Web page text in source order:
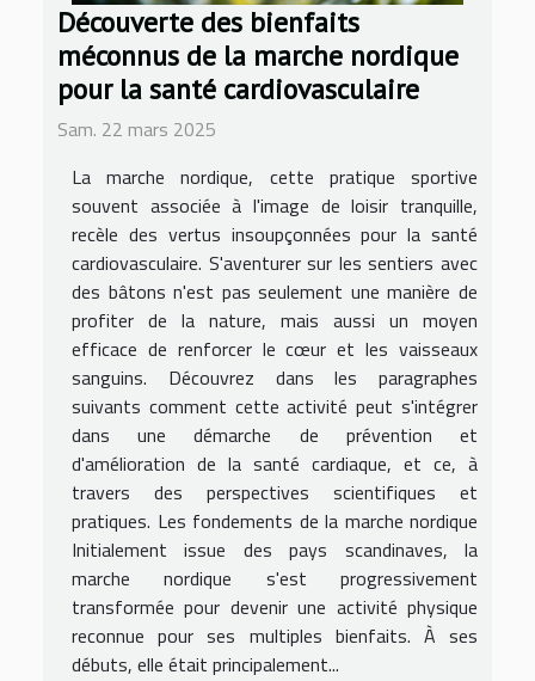
Découverte des bienfaits
méconnus de la marche nordique
pour la santé cardiovasculaire
Sam. 22 mars 2025
La marche nordique, cette pratique sportive
souvent associée à l'image de loisir tranquille,
recèle des vertus insoupçonnées pour la santé
cardiovasculaire. S'aventurer sur les sentiers avec
des bâtons n'est pas seulement une manière de
profiter de la nature, mais aussi un moyen
efficace de renforcer le cœur et les vaisseaux
sanguins. Découvrez dans les paragraphes
suivants comment cette activité peut s'intégrer
dans une démarche de prévention et
d'amélioration de la santé cardiaque, et ce, à
travers des perspectives scientifiques et
pratiques. Les fondements de la marche nordique
Initialement issue des pays scandinaves, la
marche nordique s'est progressivement
transformée pour devenir une activité physique
reconnue pour ses multiples bienfaits. À ses
débuts, elle était principalement...